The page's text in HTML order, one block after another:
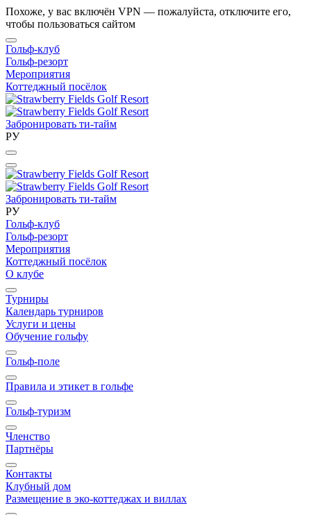
Похоже, у вас включён VPN — пожалуйста, отключите его,
чтобы пользоваться сайтом
Гольф-клуб
Гольф-резорт
Мероприятия
Коттеджный посёлок
Забронировать ти-тайм
РУ
Забронировать ти-тайм
РУ
Гольф-клуб
Гольф-резорт
Мероприятия
Коттеджный посёлок
О клубе
Турниры
Календарь турниров
Услуги и цены
Обучение гольфу
Гольф-поле
Правила и этикет в гольфе
Гольф-туризм
Членство
Партнёры
Контакты
Клубный дом
Размещение в эко-коттеджах и виллах